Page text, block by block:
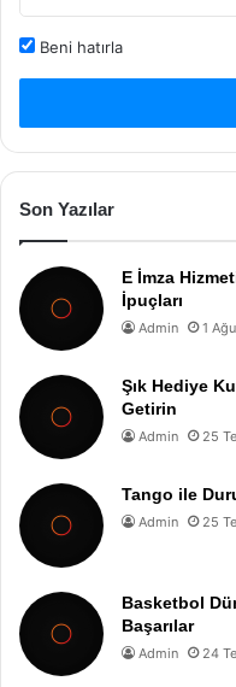
Beni hatırla
Son Yazılar
E İmza
İpuçları
Admin 1
Şık Hediye
Getirin
Admin 25
Tango ile
Admin 25
Basketbol
Başarılar
Admin 24